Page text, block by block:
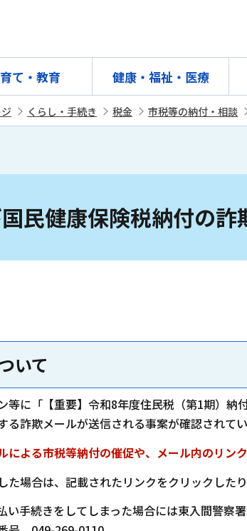
て・教育 健康・福祉・医療
くらし・手続き 税金 市税等の納付・相談
民健康保険税納付の
いて
等に「【重要】令和8年度住民税（第1期）
る詐欺メールが送信される事案が確認されてい
による市税等納付の催促や、メール内のリン
た場合は、記載されたリンクをクリックした
い手続きをしてしまった場合には東入間警察署